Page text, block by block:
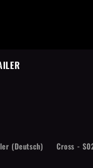
(Deutsch)
Cross -